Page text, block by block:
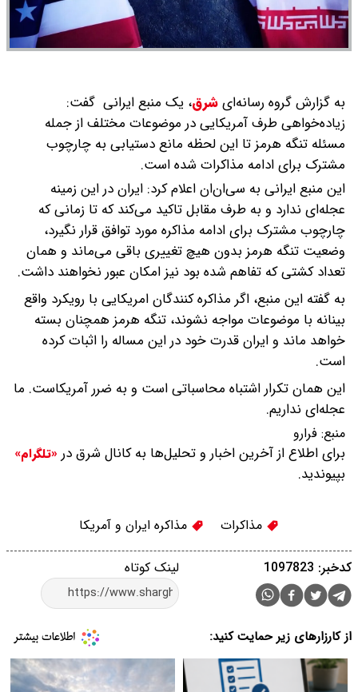
به گزارش گروه رسانه‌ایشرق، یک منبع ایرانی گفت:
زیاده‌خواهی طرف آمریکایی در موضوعات مختلف از جمله
مسئله تنگه هرمز تا این لحظه مانع دستیابی به چارچوب
مشترک برای ادامه مذاکرات شده است.
این منبع ایرانی به سی‌ان‌ان اعلام کرد: ایران در این زمینه
عجله‌ای ندارد و به طرف مقابل تاکید می‌کند که تا زمانی که
چارچوب مشترک برای ادامه مذاکره مورد توافق قرار نگیرد،
وضعیت تنگه هرمز بدون هیچ تغییری باقی می‌ماند و همان
تعداد کشتی که تفاهم شده بود نیز امکان عبور نخواهند داشت.
به گفته این منبع، اگر مذاکره کنندگان امریکایی با رویکرد واقع
بینانه با موضوعات مواجه نشوند، تنگه هرمز همچنان بسته
خواهد ماند و ایران قدرت خود در این مساله را اثبات کرده
است.
این همان تکرار اشتباه محاسباتی است و به ضرر آمریکاست. ما
عجله‌ای نداریم.
منبع: فرارو
برای اطلاع از آخرین اخبار و تحلیل‌ها به کانال شرق در «تلگرام»
بپیوندید.
مذاکرات مذاکره ایران و آمریکا
لینک کوتاه کدخبر: 1097823
از کارزارهای زیر حمایت کنید: